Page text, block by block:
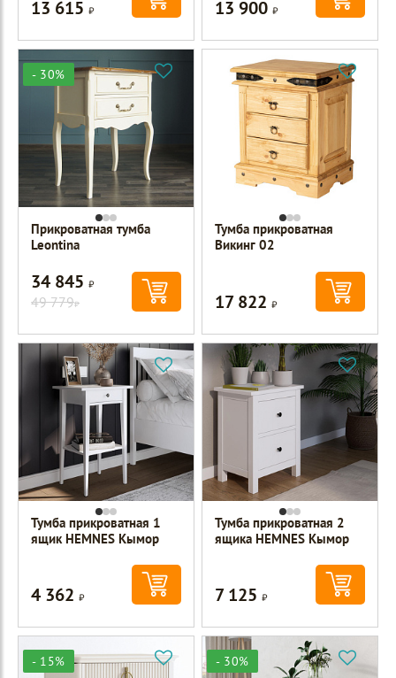
13 615Р 13 900Р
- 30%
Прикроватная тумба
Leontina
34 845Р
49 779Р
Тумба прикроватная
Викинг 02
17 822Р
Тумба прикроватная 1
ящик HEMNES Кымор
4 362Р
Тумба прикроватная 2
ящика HEMNES Кымор
7 125Р
- 15% - 30%